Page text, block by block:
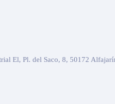
El, Pl. del Saco, 8, 50172